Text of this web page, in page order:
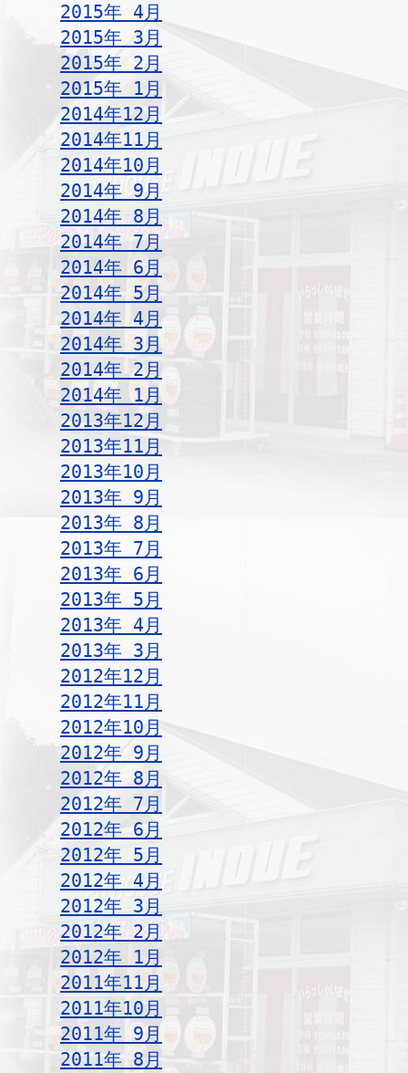
2015年 4月
2015年 3月
2015年 2月
2015年 1月
2014年12月
2014年11月
2014年10月
2014年 9月
2014年 8月
2014年 7月
2014年 6月
2014年 5月
2014年 4月
2014年 3月
2014年 2月
2014年 1月
2013年12月
2013年11月
2013年10月
2013年 9月
2013年 8月
2013年 7月
2013年 6月
2013年 5月
2013年 4月
2013年 3月
2012年12月
2012年11月
2012年10月
2012年 9月
2012年 8月
2012年 7月
2012年 6月
2012年 5月
2012年 4月
2012年 3月
2012年 2月
2012年 1月
2011年11月
2011年10月
2011年 9月
2011年 8月